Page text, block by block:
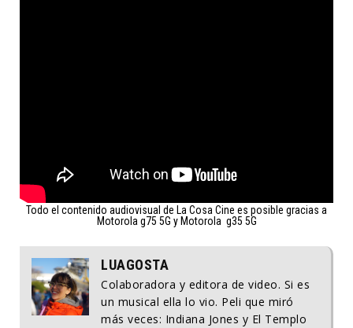
Todo el contenido audiovisual de La Cosa Cine es posible gracias a
Motorola g75 5G y Motorola g35 5G
LUAGOSTA
Colaboradora y editora de video. Si es
un musical ella lo vio. Peli que miró
más veces: Indiana Jones y El Templo